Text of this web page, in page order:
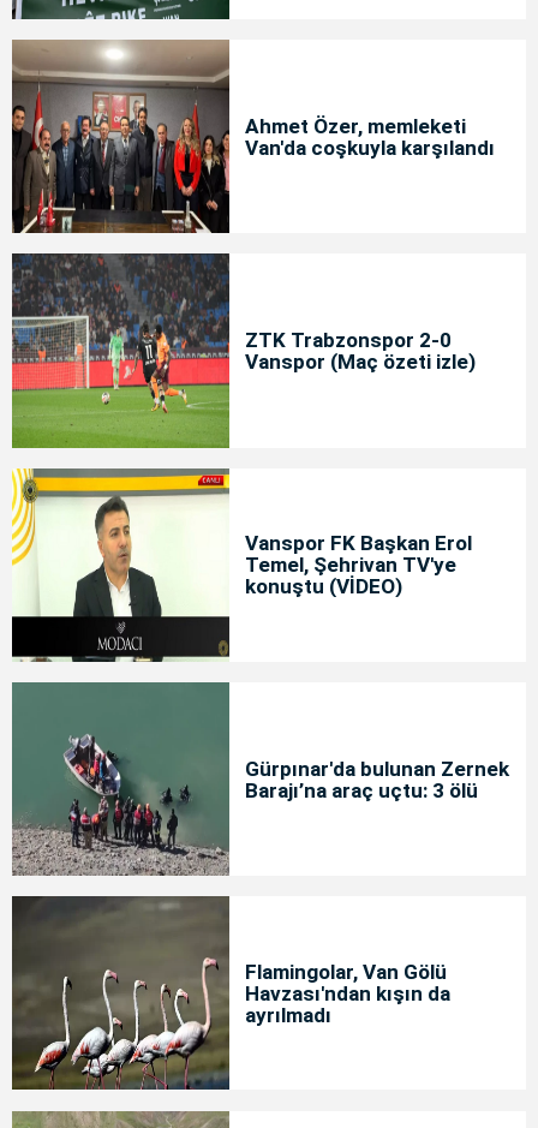
Ahmet Özer, memleketi
Van'da coşkuyla karşılandı
ZTK Trabzonspor 2-0
Vanspor (Maç özeti izle)
Vanspor FK Başkan Erol
Temel, Şehrivan TV'ye
konuştu (VİDEO)
Gürpınar'da bulunan Zernek
Barajı’na araç uçtu: 3 ölü
Flamingolar, Van Gölü
Havzası'ndan kışın da
ayrılmadı